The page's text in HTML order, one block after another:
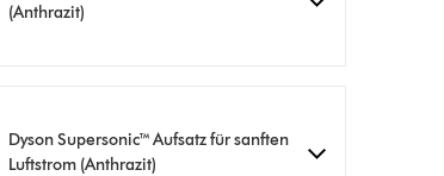
(Anthrazit)
Dyson Supersonic™ Aufsatz für sanften
Luftstrom (Anthrazit)